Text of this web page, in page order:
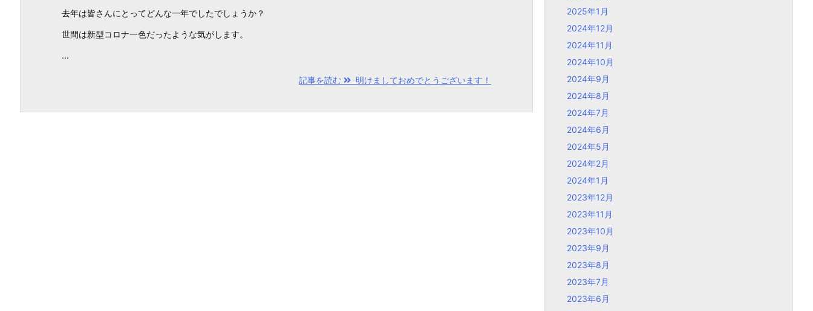
去年は皆さんにとってどんな一年でしたでしょうか？
世間は新型コロナ一色だったような気がします。
...
記事を読む 明けましておめでとうございます！
2025年1月
2024年12月
2024年11月
2024年10月
2024年9月
2024年8月
2024年7月
2024年6月
2024年5月
2024年2月
2024年1月
2023年12月
2023年11月
2023年10月
2023年9月
2023年8月
2023年7月
2023年6月